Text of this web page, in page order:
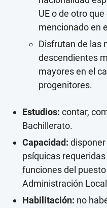
UE o de otro
mencionado en
Disfrutan de las
descendientes
mayores en el
progenitores.
Estudios: contar,
Bachillerato.
Capacidad:
psíquicas
funciones del
Administración
Habilitación: no